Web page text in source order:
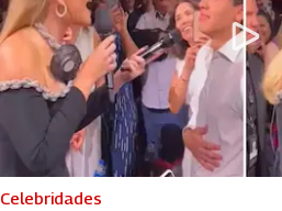
Celebridades